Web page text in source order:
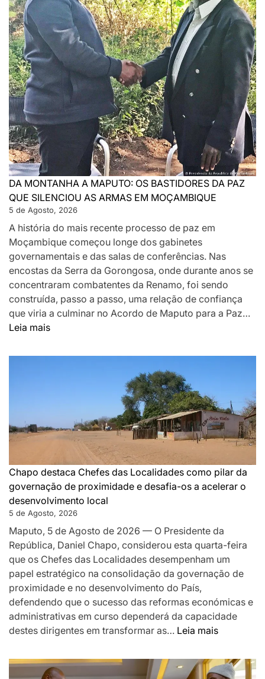
DA MONTANHA A MAPUTO: OS BASTIDORES DA PAZ
QUE SILENCIOU AS ARMAS EM MOÇAMBIQUE
5 de Agosto, 2026
A história do mais recente processo de paz em
Moçambique começou longe dos gabinetes
governamentais e das salas de conferências. Nas
encostas da Serra da Gorongosa, onde durante anos se
concentraram combatentes da Renamo, foi sendo
construída, passo a passo, uma relação de confiança
que viria a culminar no Acordo de Maputo para a Paz…
Leia mais:
MONTANHA
DA
PAZ
SILENCIOU
AS
ARMAS
EM
MOÇAMBIQUE
Chapo destaca Chefes das Localidades como pilar da
governação de proximidade e desafia-os a acelerar o
desenvolvimento local
5 de Agosto, 2026
Maputo, 5 de Agosto de 2026 — O Presidente da
República, Daniel Chapo, considerou esta quarta-feira
que os Chefes das Localidades desempenham um
papel estratégico na consolidação da governação de
proximidade e no desenvolvimento do País,
defendendo que o sucesso das reformas económicas e
administrativas em curso dependerá da capacidade
destes dirigentes em transformar as… Leia mais:
destaca
Chefes